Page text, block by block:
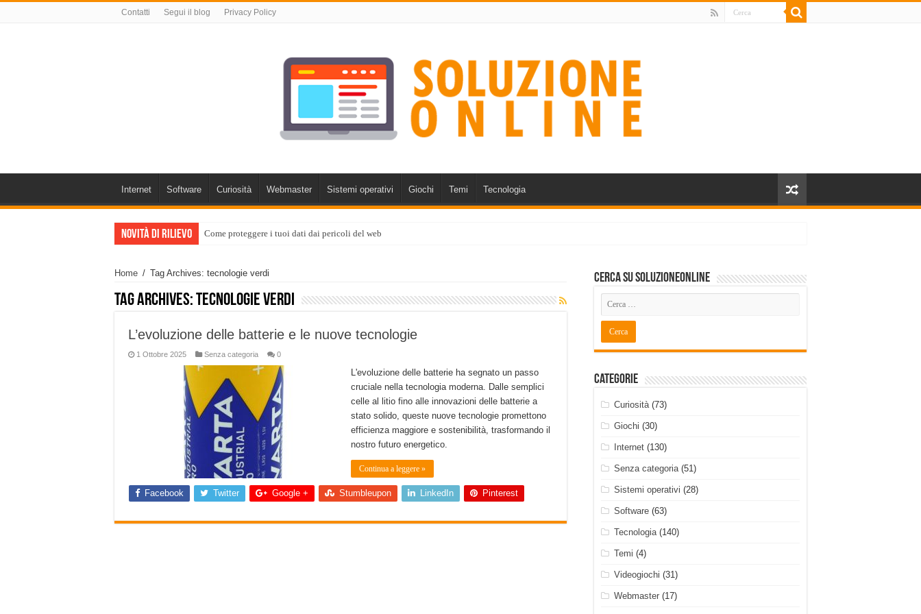
Contatti Segui il blog Privacy Policy
Internet Software Curiosità Webmaster Sistemi operativi Giochi Temi Tecnologia
Novità di rilievo Come proteggere i tuoi dati dai pericoli del web
Home / Tag Archives: tecnologie verdi
Tag Archives:tecnologie verdi
L’evoluzione delle batterie e le nuove tecnologie
1 Ottobre 2025 Senza categoria 0
L'evoluzione delle batterie ha segnato un passo
cruciale nella tecnologia moderna. Dalle semplici
celle al litio fino alle innovazioni delle batterie a
stato solido, queste nuove tecnologie promettono
efficienza maggiore e sostenibilità, trasformando il
nostro futuro energetico.
Continua a leggere »
Facebook Twitter Google + Stumbleupon LinkedIn Pinterest
Cerca su SoluzioneOnline
Categorie
Curiosità(73)
Giochi (30)
Internet(130)
Senza categoria(51)
Sistemi operativi (28)
Software(63)
Tecnologia(140)
Temi (4)
Videogiochi (31)
Webmaster(17)